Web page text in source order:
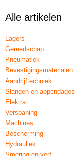
Alle artikelen
Lagers
Gereedschap
Pneumatiek
Bevestigingsmaterialen
Aandrijftechniek
Slangen en appendages
Elektra
Verspaning
Machines
Bescherming
Hydrauliek